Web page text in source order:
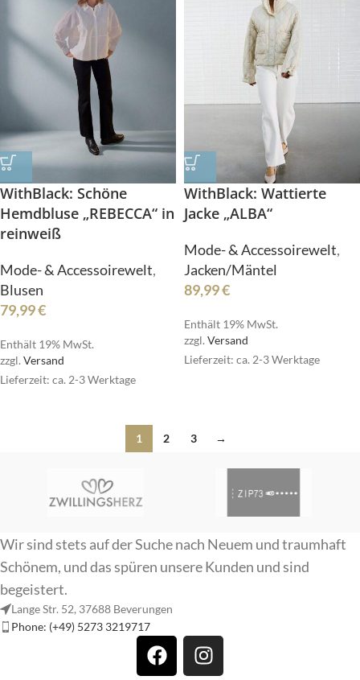
WithBlack: Schöne
Hemdbluse „REBECCA“ in
reinweiß
Mode- & Accessoirewelt,
Blusen
79,99€
Enthält 19% MwSt.
zzgl. Versand
Lieferzeit: ca. 2-3 Werktage
WithBlack: Wattierte
Jacke „ALBA“
Mode- & Accessoirewelt,
Jacken/Mäntel
89,99€
Enthält 19% MwSt.
zzgl. Versand
Lieferzeit: ca. 2-3 Werktage
1 2 3 →
Wir sind stets auf der Suche nach Neuem und traumhaft
Schönem, und das spüren unsere Kunden und sind
begeistert.
Lange Str. 52, 37688 Beverungen
Phone: (+49) 5273 3219717